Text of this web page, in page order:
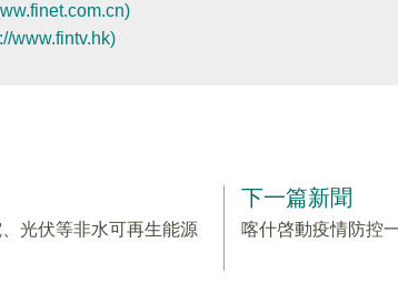
www.fintv.hk)
光伏等非水可再生能源
下一篇新聞
喀什啓動疫情防控